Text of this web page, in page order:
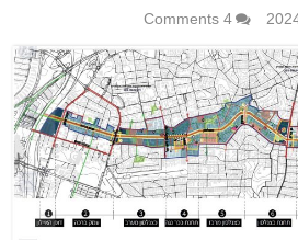
4 Comments